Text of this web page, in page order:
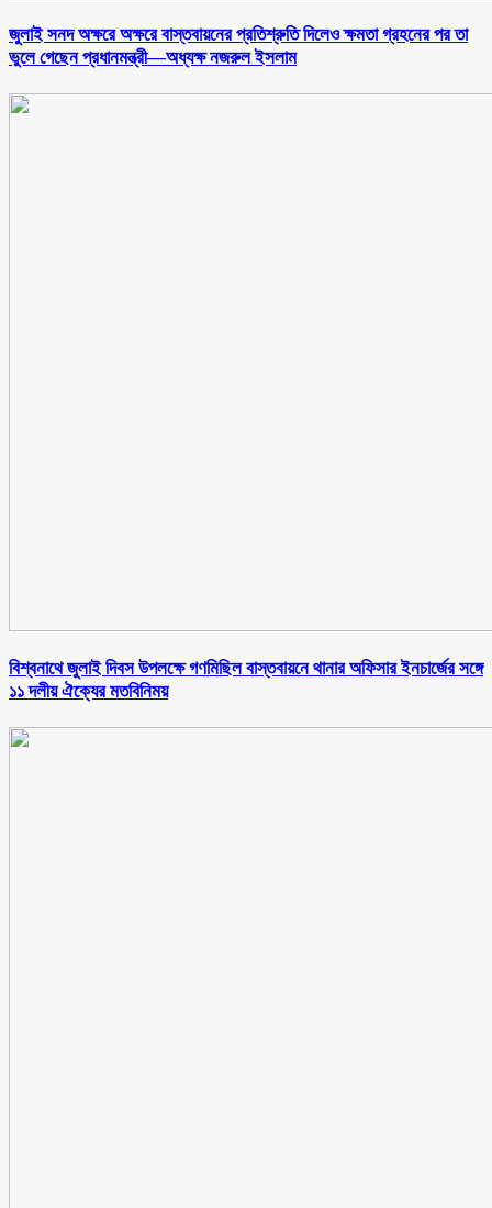
জুলাই সনদ অক্ষরে অক্ষরে বাস্তবায়নের প্রতিশ্রুতি দিলেও ক্ষমতা গ্রহনের পর তা
ভুলে গেছেন প্রধানমন্ত্রী—অধ্যক্ষ নজরুল ইসলাম
বিশ্বনাথে জুলাই দিবস উপলক্ষে গণমিছিল বাস্তবায়নে থানার অফিসার ইনচার্জের সঙ্গে
১১ দলীয় ঐক্যের মতবিনিময়